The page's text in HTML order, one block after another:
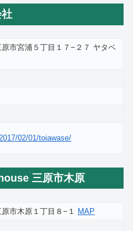
市宮浦５丁目１７−２７ ヤタベ
02/01/toiawase/
三原市木原
市木原１丁目８−１ MAP